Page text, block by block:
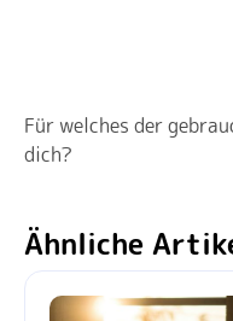
Für welches der
dich?
Ähnliche